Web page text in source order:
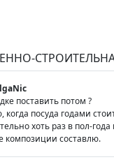
поставить потом ?
посуда годами
хоть раз в пол-
композиции составлю.